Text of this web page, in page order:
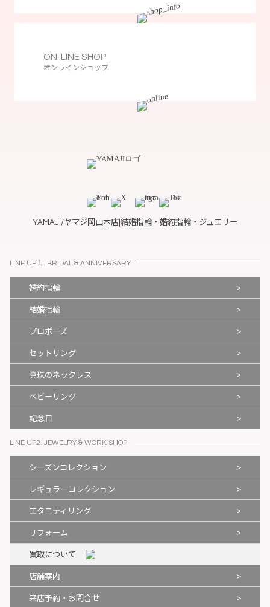
ON-LINE SHOP
オンラインショップ
YAMAJI/ヤマジ岡山本店|結婚指輪・婚約指輪・ジュエリー
LINE UP１. BRIDAL & ANNIVERSARY
婚約指輪 >
結婚指輪 >
プロポーズ >
セットリング >
真珠のネックレス >
ベビーリング >
記念日 >
LINE UP2. JEWELRY & WORK SHOP
シーズンコレクション >
レギュラーコレクション >
エタニティリング >
リフォーム >
買取について
店舗案内 >
来店予約・お問合せ >